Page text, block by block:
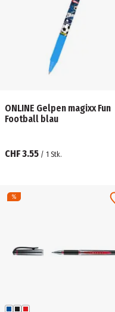
ONLINE Gelpen magixx Fun
Football blau
CHF 3.55 / 1 Stk.